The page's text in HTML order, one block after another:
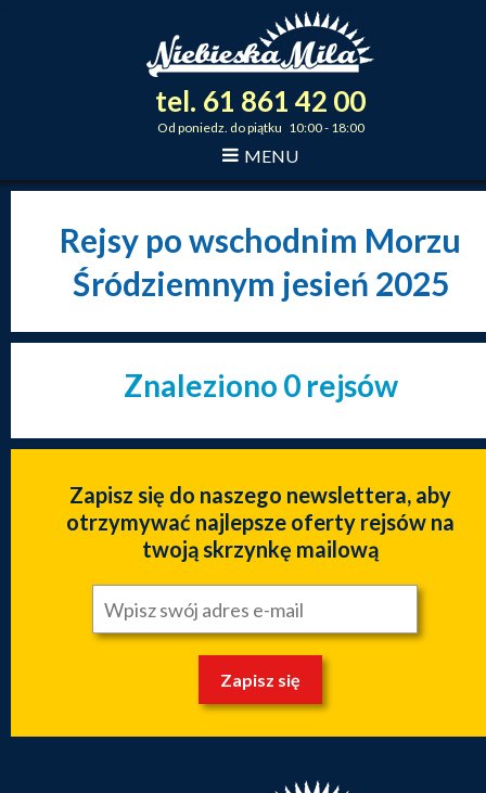
tel. 61 861 42 00
Od poniedz. do piątku 10:00 - 18:00
MENU
Rejsy po wschodnim Morzu
Śródziemnym jesień 2025
Znaleziono 0 rejsów
Zapisz się do naszego newslettera, aby
otrzymywać najlepsze oferty rejsów na
twoją skrzynkę mailową
Zapisz się